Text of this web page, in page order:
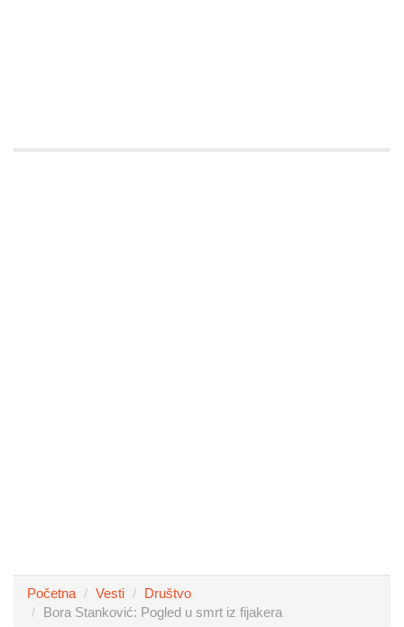
Početna Vesti
Društvo
Bora Stanković: Pogled u smrt iz fijakera